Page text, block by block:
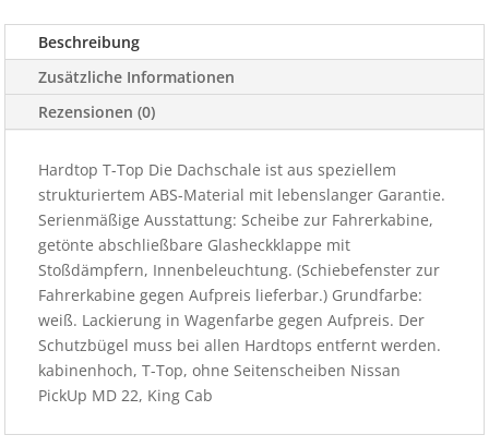
Beschreibung
Zusätzliche Informationen
Rezensionen (0)
Hardtop T-Top Die Dachschale ist aus speziellem
strukturiertem ABS-Material mit lebenslanger Garantie.
Serienmäßige Ausstattung: Scheibe zur Fahrerkabine,
getönte abschließbare Glasheckklappe mit
Stoßdämpfern, Innenbeleuchtung. (Schiebefenster zur
Fahrerkabine gegen Aufpreis lieferbar.) Grundfarbe:
weiß. Lackierung in Wagenfarbe gegen Aufpreis. Der
Schutzbügel muss bei allen Hardtops entfernt werden.
kabinenhoch, T-Top, ohne Seitenscheiben Nissan
PickUp MD 22, King Cab